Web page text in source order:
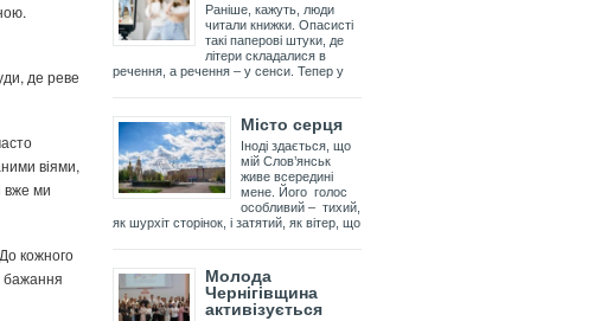
де реве
віями,
вже ми
кожного
бажання
Раніше, кажуть, люди
читали книжки. Опасисті
такі паперові штуки, де
літери складалися в
речення, а речення – у сенси. Тепер у
Місто серця
Іноді здається, що
мій Слов’янськ
живе всередині
мене. Його голос
особливий – тихий,
як шурхіт сторінок, і затятий, як вітер, що
Молода
Чернігівщина
активізується